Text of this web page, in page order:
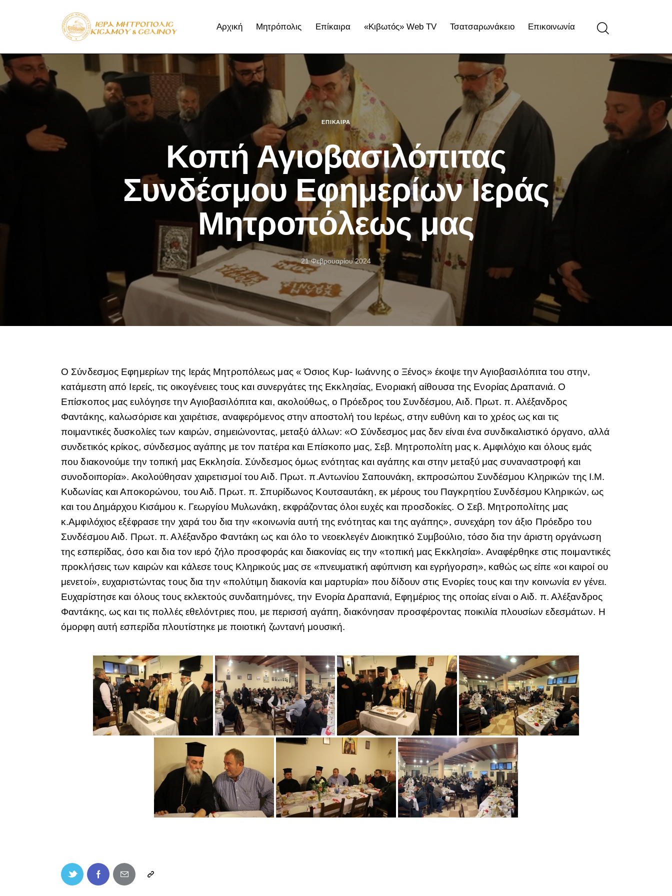
Αρχική Μητρόπολις Επίκαιρα «Κιβωτός» Web TV Τσατσαρωνάκειο Επικοινωνία
ΕΠΊΚΑΙΡΑ
Κοπή Αγιοβασιλόπιτας
Συνδέσμου Εφημερίων Ιεράς
Μητροπόλεως μας
21 Φεβρουαρίου 2024
Ο Σύνδεσμος Εφημερίων της Ιεράς Μητροπόλεως μας « Όσιος Κυρ- Ιωάννης ο Ξένος» έκοψε την Αγιοβασιλόπιτα του στην,
κατάμεστη από Ιερείς, τις οικογένειες τους και συνεργάτες της Εκκλησίας, Ενοριακή αίθουσα της Ενορίας Δραπανιά. Ο
Επίσκοπος μας ευλόγησε την Αγιοβασιλόπιτα και, ακολούθως, ο Πρόεδρος του Συνδέσμου, Αιδ. Πρωτ. π. Αλέξανδρος
Φαντάκης, καλωσόρισε και χαιρέτισε, αναφερόμενος στην αποστολή του Ιερέως, στην ευθύνη και το χρέος ως και τις
ποιμαντικές δυσκολίες των καιρών, σημειώνοντας, μεταξύ άλλων: «Ο Σύνδεσμος μας δεν είναι ένα συνδικαλιστικό όργανο, αλλά
συνδετικός κρίκος, σύνδεσμος αγάπης με τον πατέρα και Επίσκοπο μας, Σεβ. Μητροπολίτη μας κ. Αμφιλόχιο και όλους εμάς
που διακονούμε την τοπική μας Εκκλησία. Σύνδεσμος όμως ενότητας και αγάπης και στην μεταξύ μας συναναστροφή και
συνοδοιπορία». Ακολούθησαν χαιρετισμοί του Αιδ. Πρωτ. π.Αντωνίου Σαπουνάκη, εκπροσώπου Συνδέσμου Κληρικών της Ι.Μ.
Κυδωνίας και Αποκορώνου, του Αιδ. Πρωτ. π. Σπυρίδωνος Κουτσαυτάκη, εκ μέρους του Παγκρητίου Συνδέσμου Κληρικών, ως
και του Δημάρχου Κισάμου κ. Γεωργίου Μυλωνάκη, εκφράζοντας όλοι ευχές και προσδοκίες. Ο Σεβ. Μητροπολίτης μας
κ.Αμφιλόχιος εξέφρασε την χαρά του δια την «κοινωνία αυτή της ενότητας και της αγάπης», συνεχάρη τον άξιο Πρόεδρο του
Συνδέσμου Αιδ. Πρωτ. π. Αλέξανδρο Φαντάκη ως και όλο το νεοεκλεγέν Διοικητικό Συμβούλιο, τόσο δια την άριστη οργάνωση
της εσπερίδας, όσο και δια τον ιερό ζήλο προσφοράς και διακονίας εις την «τοπική μας Εκκλησία». Αναφέρθηκε στις ποιμαντικές
προκλήσεις των καιρών και κάλεσε τους Κληρικούς μας σε «πνευματική αφύπνιση και εγρήγορση», καθώς ως είπε «οι καιροί ου
μενετοί», ευχαριστώντας τους δια την «πολύτιμη διακονία και μαρτυρία» που δίδουν στις Ενορίες τους και την κοινωνία εν γένει.
Ευχαρίστησε και όλους τους εκλεκτούς συνδαιτημόνες, την Ενορία Δραπανιά, Εφημέριος της οποίας είναι ο Αιδ. π. Αλέξανδρος
Φαντάκης, ως και τις πολλές εθελόντριες που, με περισσή αγάπη, διακόνησαν προσφέροντας ποικιλία πλουσίων εδεσμάτων. Η
όμορφη αυτή εσπερίδα πλουτίστηκε με ποιοτική ζωντανή μουσική.